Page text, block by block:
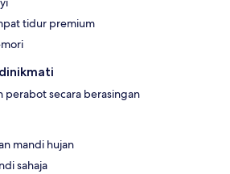
tidur premium
perabot secara berasingan
mandi hujan
sahaja